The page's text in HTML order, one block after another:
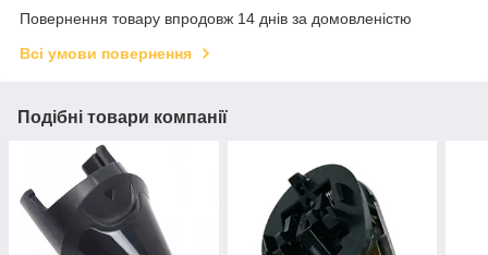
Повернення товару впродовж 14 днів за домовленістю
Всі умови повернення
Подібні товари компанії